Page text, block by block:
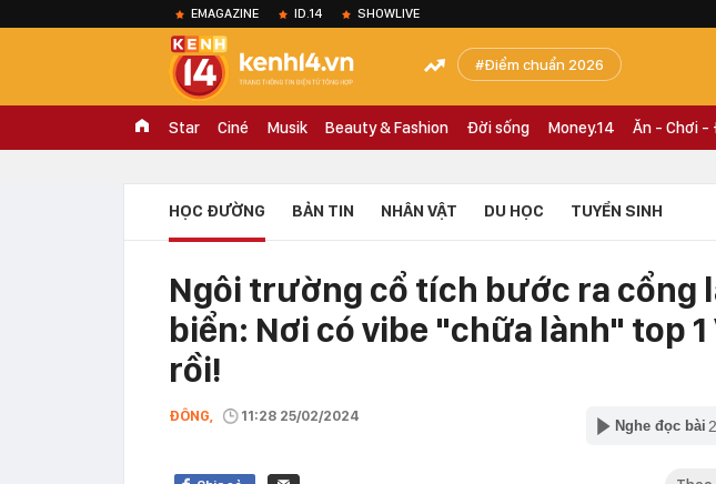
EMAGAZINE ID.14 SHOWLIVE
Điểm chuẩn 2026
Star Ciné Musik Beauty & Fashion Đời sống Money.14 Ăn - Chơi -
HỌC ĐƯỜNG BẢN TIN NHÂN VẬT DU HỌC TUYỂN SINH
Ngôi trường cổ tích bước ra cổng
biển: Nơi có vibe "chữa lành" top
rồi!
ĐÔNG, 11:28 25/02/2024
Nghe đọc bài